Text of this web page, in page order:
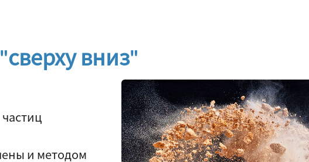
вниз"
и методом